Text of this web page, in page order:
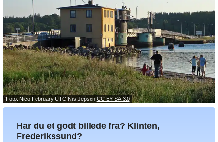
Foto: Nico February UTC Nils Jepsen CC BY-SA 3.0
Har du et godt billede fra? Klinten,
Frederikssund?